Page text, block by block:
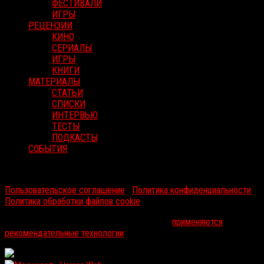
ФЕСТИВАЛИ
ИГРЫ
РЕЦЕНЗИИ
КИНО
СЕРИАЛЫ
ИГРЫ
КНИГИ
МАТЕРИАЛЫ
СТАТЬИ
СПИСКИ
ИНТЕРВЬЮ
ТЕСТЫ
ПОДКАСТЫ
СОБЫТИЯ
Пользовательское соглашение
Политика конфиденциальности
Политика обработки файлов cookie
применяются
рекомендательные технологии